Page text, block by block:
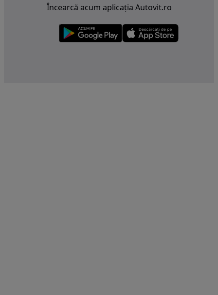
Încearcă acum aplicația Autovit.ro